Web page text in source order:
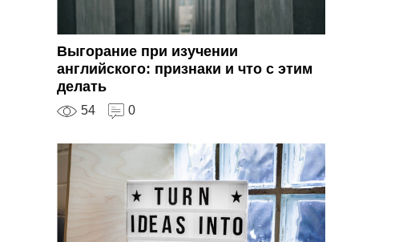
Выгорание при изучении
английского: признаки и что с этим
делать
54 0